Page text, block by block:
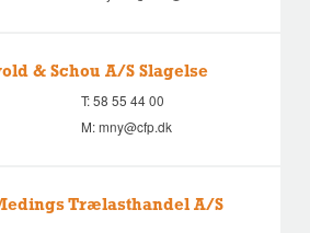
& Schou A/S Slagelse
T:58 55 44 00
M:mny@cfp.dk
Trælasthandel A/S